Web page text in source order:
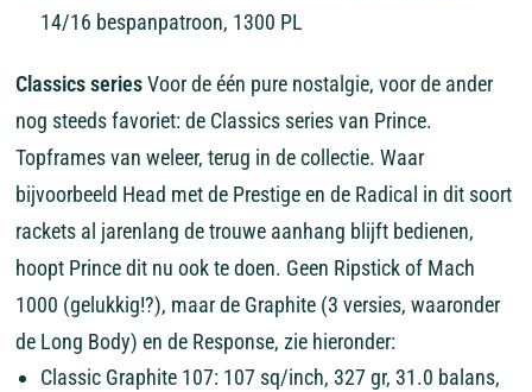
14/16 bespanpatroon, 1300 PL
Classics seriesVoor de één pure nostalgie, voor de ander
nog steeds favoriet: de Classics series van Prince.
Topframes van weleer, terug in de collectie. Waar
bijvoorbeeld Head met de Prestige en de Radical in dit soort
rackets al jarenlang de trouwe aanhang blijft bedienen,
hoopt Prince dit nu ook te doen. Geen Ripstick of Mach
1000 (gelukkig!?), maar de Graphite (3 versies, waaronder
de Long Body) en de Response, zie hieronder:
Classic Graphite 107: 107 sq/inch, 327 gr, 31.0 balans,